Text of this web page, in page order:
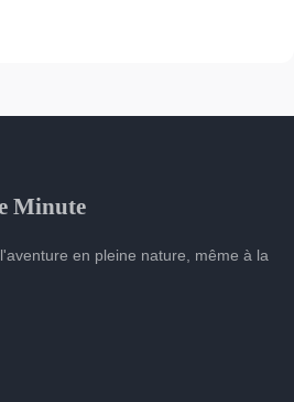
Minute
en pleine nature, même à la